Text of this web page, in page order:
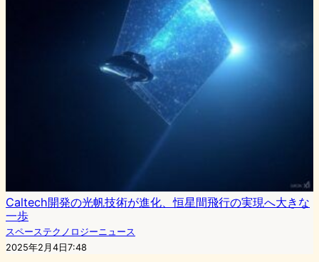
Caltech開発の光帆技術が進化、恒星間飛行の実現へ大きな
一歩
スペーステクノロジーニュース
2025年2月4日7:48